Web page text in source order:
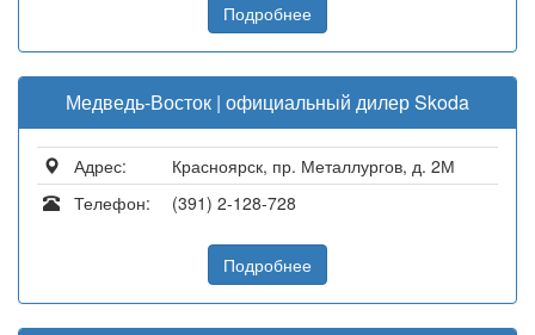
Подробнее
Медведь-Восток | официальный дилер Skoda
Адрес:
Красноярск, пр. Металлургов, д. 2М
Телефон:
(391) 2-128-728
Подробнее